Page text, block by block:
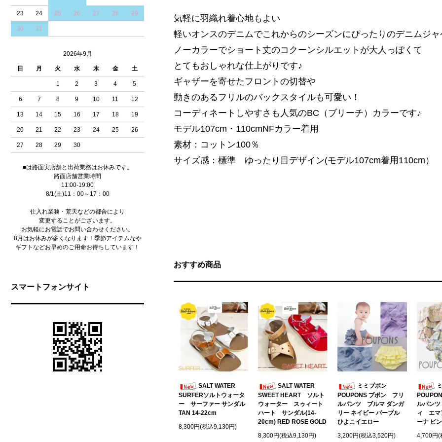
23 24 25 26 27 28 29
30 31
2026年9月
日 月 火 水 木 金 土
1 2 3 4 5
6 7 8 9 10 11 12
13 14 15 16 17 18 19
20 21 22 23 24 25 26
27 28 29 30
■は路面実店舗と出荷業務はお休みです。
路面店舗営業時間
11:00-19:00
8/1(土)11：00～17：00
仕入れ業務・荒天などの都合により
変更することがございます。
お気軽にお電話でお問い合わせください。
8月はお休みが多くなります！季節アイテムなや
ギフトなどお早めのご用命お待ちしています！
スマートフォンサイト
気軽に羽織れ着心地もよい
軽いオンスのデニムでこれからのシーズンにぴったりのデニムジ
ノーカラーでショート丈のコクーンシルエットが大人っぽくて
とてもおしゃれな仕上がりです♪
ギャザーを寄せたフロントの切替や
動きのあるフリルのバックスタイルも可愛い！
コーディネートしやすさも人気のBC（ブリーチ）カラーです♪
モデル107cm・110cmNFカラー着用
素材：コットン100％
サイズ感：標準 ゆったり目デザイン(モデル107cm着用110cm）
おすすめ商品
SALT WATER
SURFERソルトウォータ
ー サーファー サンダル
TAN 14-22cm
8,300円(税込9,130円)
SALT WATER
SWEET HEART ソルト
ウォーター スゥィート
ハート サンダル(14-
20cm) RED ROSE GOLD
8,300円(税込9,130円)
ミミプポン
POUPONS プポン フリ
ルパンツ ブルマ ダンガ
リー ネイビー パープル
ひよこイエロー
3,200円(税込3,520円)
ルパン
ィ エマ
ーナ ピ
4,700円(